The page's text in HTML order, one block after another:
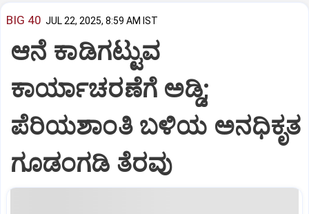
BIG 40 JUL 22, 2025, 8:59 AM IST
ಆನೆ ಕಾಡಿಗಟ್ಟುವ
ಕಾರ್ಯಾಚರಣೆಗೆ ಅಡ್ಡಿ;
ಪೆರಿಯಶಾಂತಿ ಬಳಿಯ ಅನಧಿಕೃತ
ಗೂಡಂಗಡಿ ತೆರವು